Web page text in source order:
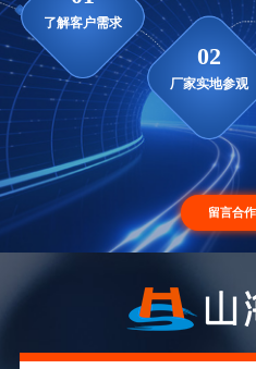
了解客户需求